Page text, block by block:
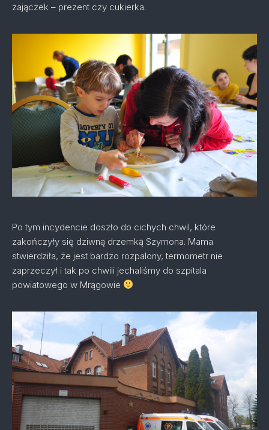
zajączek – prezent czy cukierka.
Po tym incydencie doszło do cichych chwil, które
zakończyły się dziwną drzemką Szymona. Mama
stwierdziła, że jest bardzo rozpalony, termometr nie
zaprzeczył i tak po chwili jechaliśmy do szpitala
powiatowego w Mrągowie